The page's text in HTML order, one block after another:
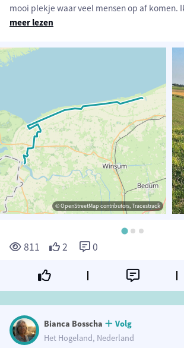
mooi plekje waar veel mensen op af komen.
meer lezen
© OpenStreetMap contributors, Tracestrack
811 2 0
Bianca Bosscha
Volg
Het Hogeland, Nederland